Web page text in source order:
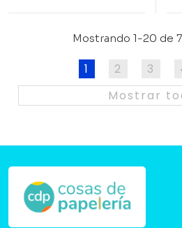
Mostrando 1-20 de
1 2 3
Mostrar